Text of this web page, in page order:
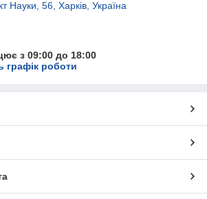
Науки, 56, Харків, Україна
з 09:00 до 18:00
графік роботи